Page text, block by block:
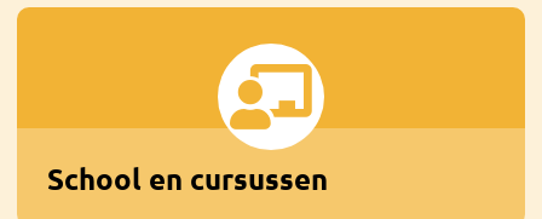
School en cursussen